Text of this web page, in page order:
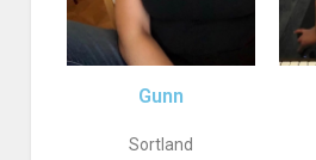
Gunn
Sortland